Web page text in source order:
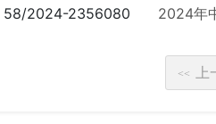
58/2024-2356080 2024年
<< 上